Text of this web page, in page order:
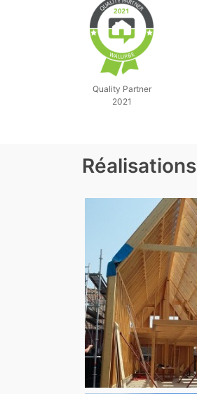
Quality Partner
2021
Réalisations